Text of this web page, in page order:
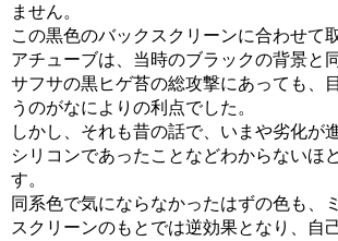
ません。
この黒色のバックスクリーンに合わせて
アチューブは、当時のブラックの背景と
サフサの黒ヒゲ苔の総攻撃にあっても、
うのがなによりの利点でした。
しかし、それも昔の話で、いまや劣化が
シリコンであったことなどわからないほ
す。
同系色で気にならなかったはずの色も、
スクリーンのもとでは逆効果となり、自